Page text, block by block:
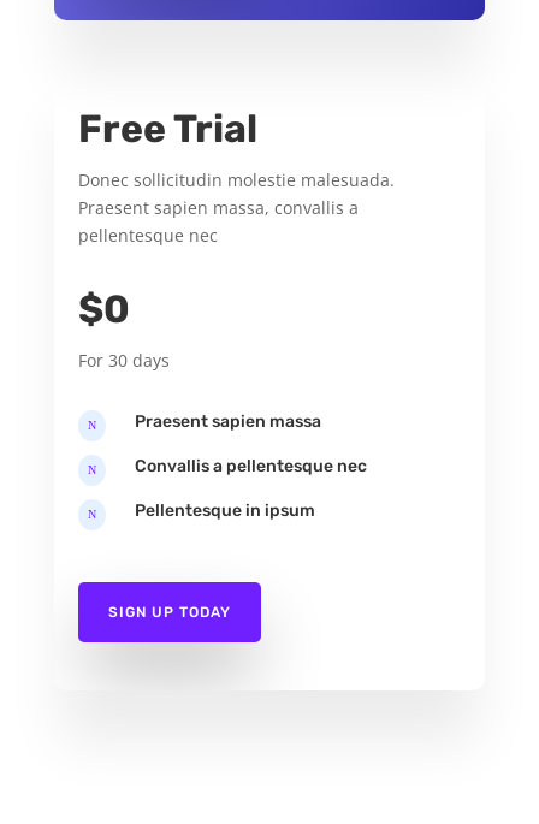
Free Trial
Donec sollicitudin molestie malesuada.
Praesent sapien massa, convallis a
pellentesque nec
$0
For 30 days
N Praesent sapien massa
N Convallis a pellentesque nec
N Pellentesque in ipsum
SIGN UP TODAY